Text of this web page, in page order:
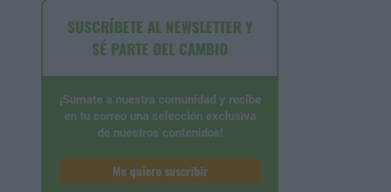
SUSCRÍBETE AL NEWSLETTER Y
SÉ PARTE DEL CAMBIO
¡Sumate a nuestra comunidad y recibe
en tu correo una selección exclusiva
de nuestros contenidos!
Me quiero suscribir